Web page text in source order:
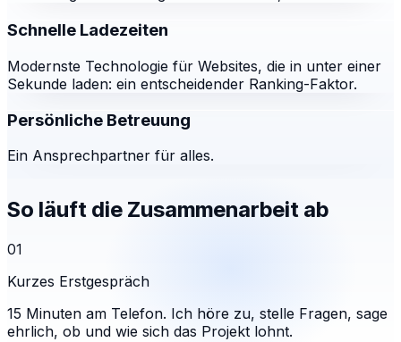
Schnelle Ladezeiten
Modernste Technologie für Websites, die in unter einer
Sekunde laden: ein entscheidender Ranking-Faktor.
Persönliche Betreuung
Ein Ansprechpartner für alles.
So läuft die Zusammenarbeit ab
01
Kurzes Erstgespräch
15 Minuten am Telefon. Ich höre zu, stelle Fragen, sage
ehrlich, ob und wie sich das Projekt lohnt.